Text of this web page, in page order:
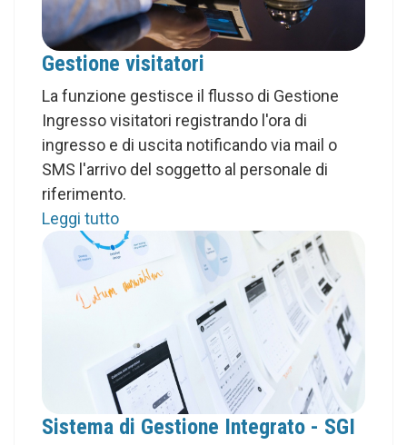
Gestione visitatori
La funzione gestisce il flusso di Gestione
Ingresso visitatori registrando l'ora di
ingresso e di uscita notificando via mail o
SMS l'arrivo del soggetto al personale di
riferimento.
Leggi tutto
Sistema di Gestione Integrato - SGI